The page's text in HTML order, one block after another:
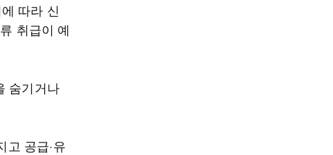
따라 신
취급이 예
숨기거나
고 공급·유